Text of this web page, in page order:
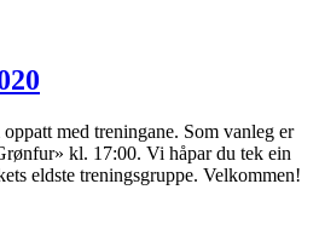
med treningane. Som vanleg er
kl. 17:00. Vi håpar du tek ein
eldste treningsgruppe. Velkommen!